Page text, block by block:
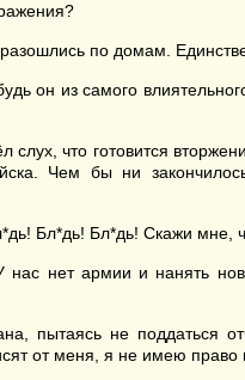
по домам.
из самого
что готовится
Чем бы ни
Бл*дь! Бл*дь! Скажи мне,
нет армии и нанять
пытаясь не поддаться
от меня, я не имею право